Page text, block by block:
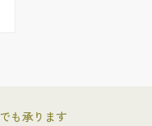
も承ります